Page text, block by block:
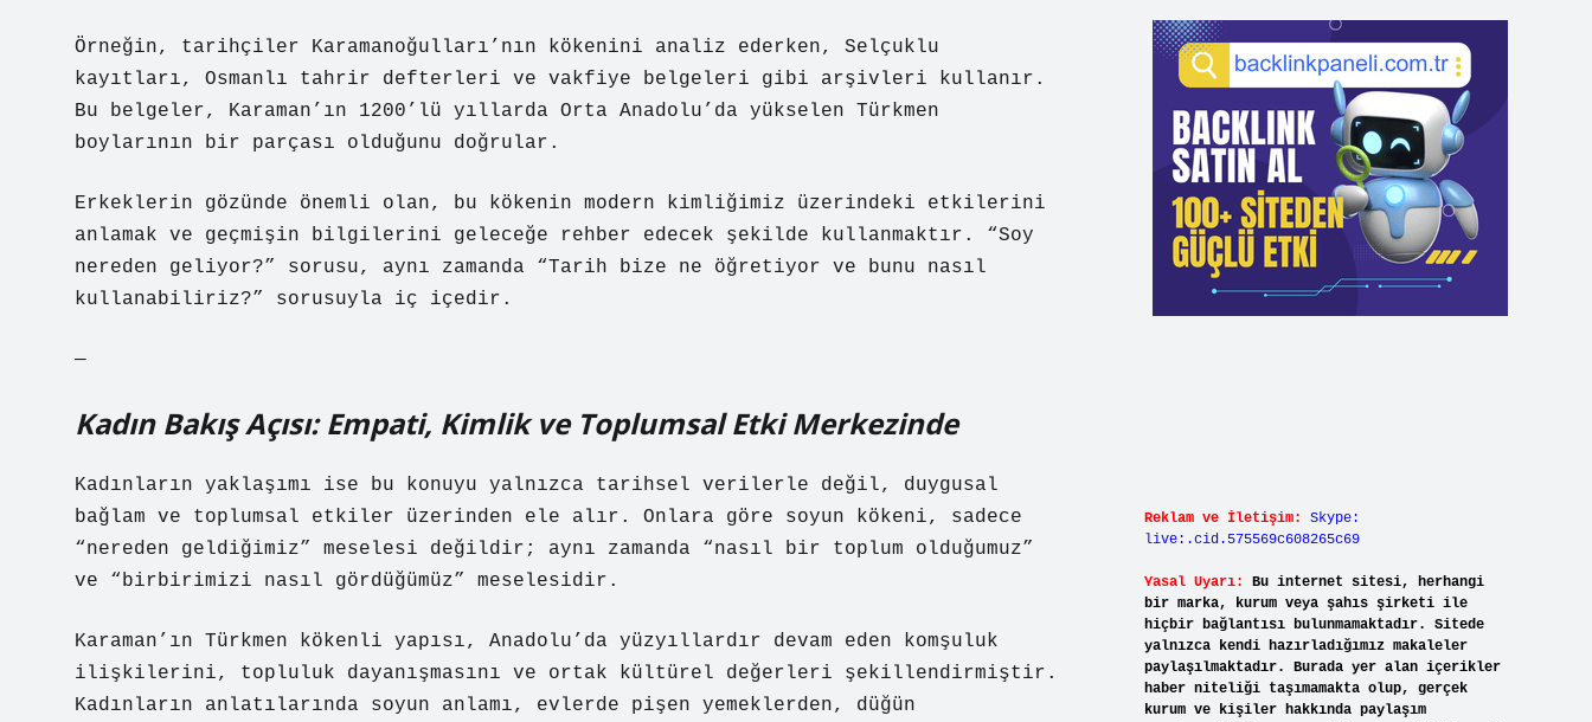
Örneğin, tarihçiler Karamanoğulları’nın kökenini analiz ederken, Selçuklu
kayıtları, Osmanlı tahrir defterleri ve vakfiye belgeleri gibi arşivleri kullanır.
Bu belgeler, Karaman’ın 1200’lü yıllarda Orta Anadolu’da yükselen Türkmen
boylarının bir parçası olduğunu doğrular.
Erkeklerin gözünde önemli olan, bu kökenin modern kimliğimiz üzerindeki etkilerini
anlamak ve geçmişin bilgilerini geleceğe rehber edecek şekilde kullanmaktır. “Soy
nereden geliyor?” sorusu, aynı zamanda “Tarih bize ne öğretiyor ve bunu nasıl
kullanabiliriz?” sorusuyla iç içedir.
—
Kadın Bakış Açısı: Empati, Kimlik ve Toplumsal Etki Merkezinde
Kadınların yaklaşımı ise bu konuyu yalnızca tarihsel verilerle değil, duygusal
bağlam ve toplumsal etkiler üzerinden ele alır. Onlara göre soyun kökeni, sadece
“nereden geldiğimiz” meselesi değildir; aynı zamanda “nasıl bir toplum olduğumuz”
ve “birbirimizi nasıl gördüğümüz” meselesidir.
Karaman’ın Türkmen kökenli yapısı, Anadolu’da yüzyıllardır devam eden komşuluk
ilişkilerini, topluluk dayanışmasını ve ortak kültürel değerleri şekillendirmiştir.
Kadınların anlatılarında soyun anlamı, evlerde pişen yemeklerden, düğün
Reklam ve İletişim:
Skype:
live:.cid.575569c608265c69
Yasal Uyarı:
Bu internet sitesi, herhangi
bir marka, kurum veya şahıs şirketi ile
hiçbir bağlantısı bulunmamaktadır. Sitede
yalnızca kendi hazırladığımız makaleler
paylaşılmaktadır. Burada yer alan içerikler
haber niteliği taşımamakta olup, gerçek
kurum ve kişiler hakkında paylaşım